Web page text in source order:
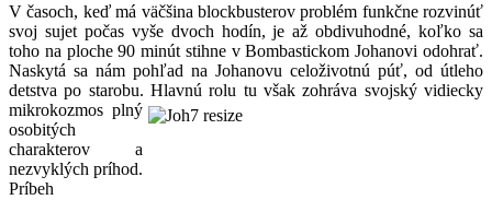
V časoch, keď má väčšina blockbusterov problém funkčne rozvinúť
svoj sujet počas vyše dvoch hodín, je až obdivuhodné, koľko sa
toho na ploche 90 minút stihne v Bombastickom Johanovi odohrať.
Naskytá sa nám pohľad na Johanovu celoživotnú púť, od útleho
detstva po starobu. Hlavnú rolu tu všakzohráva svojský vidiecky
mikrokozmos plný
osobitých
charakterov a
nezvyklých príhod.
Príbeh